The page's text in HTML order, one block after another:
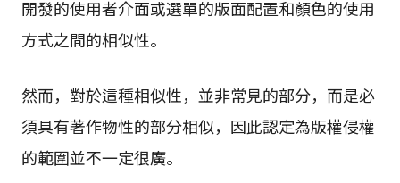
開發的使用者介面或選單的版面配置和顏色的使用
方式之間的相似性。
然而，對於這種相似性，並非常見的部分，而是必
須具有著作物性的部分相似，因此認定為版權侵權
的範圍並不一定很廣。